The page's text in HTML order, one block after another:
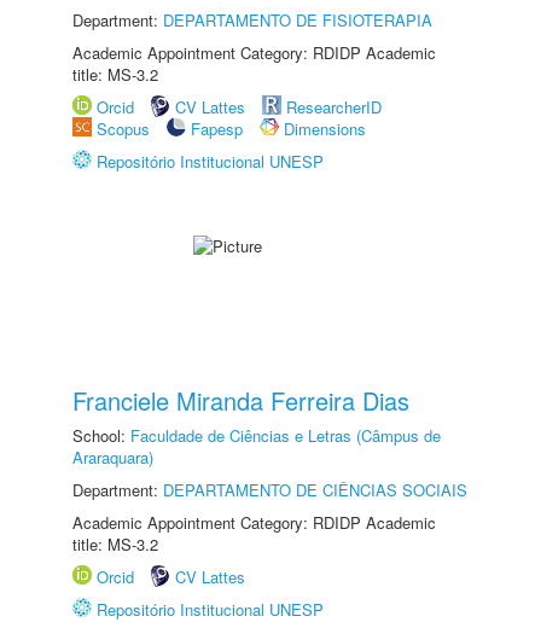
Department: DEPARTAMENTO DE FISIOTERAPIA
Academic Appointment Category: RDIDP Academic
title: MS-3.2
Orcid
CV Lattes
ResearcherID
Scopus
Fapesp
Dimensions
Repositório Institucional UNESP
Franciele Miranda Ferreira Dias
School: Faculdade de Ciências e Letras (Câmpus de
Araraquara)
Department: DEPARTAMENTO DE CIÊNCIAS SOCIAIS
Academic Appointment Category: RDIDP Academic
title: MS-3.2
Orcid
CV Lattes
Repositório Institucional UNESP